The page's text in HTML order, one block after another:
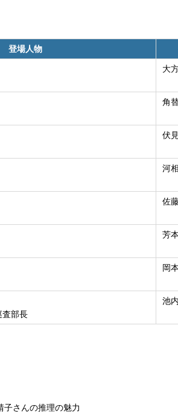
登場人物
大
角
伏
河
佐
芳
岡
査部長
池
子さんの推理の魅力